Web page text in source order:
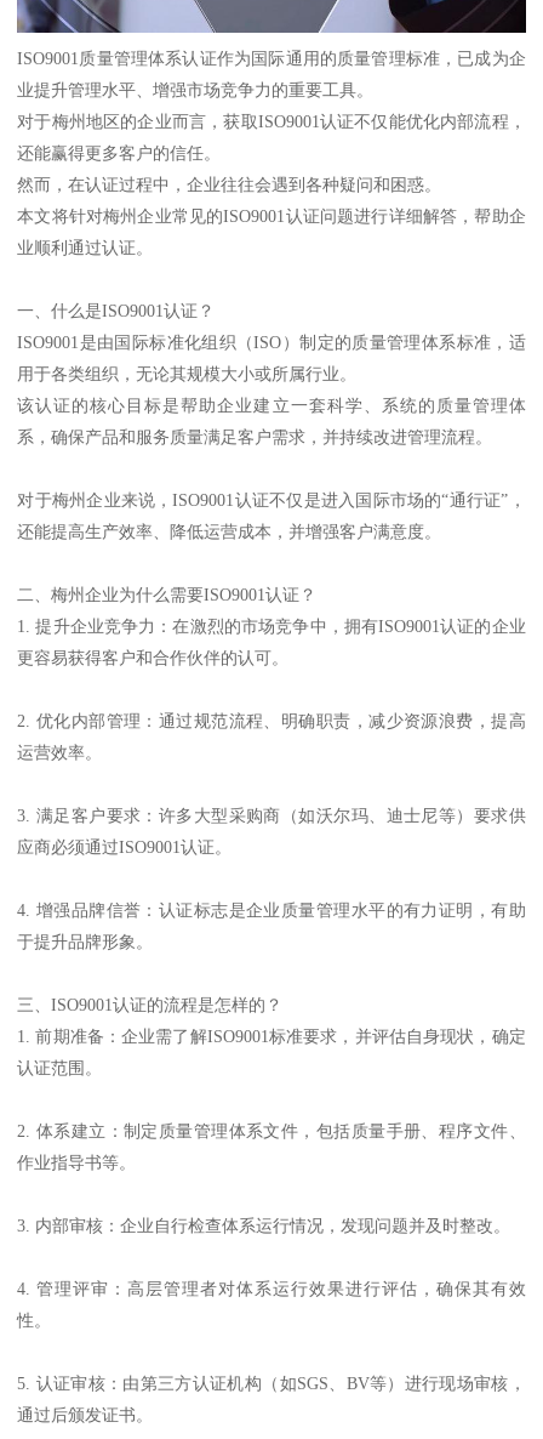
ISO9001质量管理体系认证作为国际通用的质量管理标准，已成为企
业提升管理水平、增强市场竞争力的重要工具。
对于梅州地区的企业而言，获取ISO9001认证不仅能优化内部流程，
还能赢得更多客户的信任。
然而，在认证过程中，企业往往会遇到各种疑问和困惑。
本文将针对梅州企业常见的ISO9001认证问题进行详细解答，帮助企
业顺利通过认证。
一、什么是ISO9001认证？
ISO9001是由国际标准化组织（ISO）制定的质量管理体系标准，适
用于各类组织，无论其规模大小或所属行业。
该认证的核心目标是帮助企业建立一套科学、系统的质量管理体
系，确保产品和服务质量满足客户需求，并持续改进管理流程。
对于梅州企业来说，ISO9001认证不仅是进入国际市场的“通行证”，
还能提高生产效率、降低运营成本，并增强客户满意度。
二、梅州企业为什么需要ISO9001认证？
1. 提升企业竞争力：在激烈的市场竞争中，拥有ISO9001认证的企业
更容易获得客户和合作伙伴的认可。
2. 优化内部管理：通过规范流程、明确职责，减少资源浪费，提高
运营效率。
3. 满足客户要求：许多大型采购商（如沃尔玛、迪士尼等）要求供
应商必须通过ISO9001认证。
4. 增强品牌信誉：认证标志是企业质量管理水平的有力证明，有助
于提升品牌形象。
三、ISO9001认证的流程是怎样的？
1. 前期准备：企业需了解ISO9001标准要求，并评估自身现状，确定
认证范围。
2. 体系建立：制定质量管理体系文件，包括质量手册、程序文件、
作业指导书等。
3. 内部审核：企业自行检查体系运行情况，发现问题并及时整改。
4. 管理评审：高层管理者对体系运行效果进行评估，确保其有效
性。
5. 认证审核：由第三方认证机构（如SGS、BV等）进行现场审核，
通过后颁发证书。